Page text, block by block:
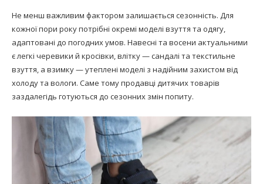
Не менш важливим фактором залишається сезонність. Для
кожної пори року потрібні окремі моделі взуття та одягу,
адаптовані до погодних умов. Навесні та восени актуальними
є легкі черевики й кросівки, влітку — сандалі та текстильне
взуття, а взимку — утеплені моделі з надійним захистом від
холоду та вологи. Саме тому продавці дитячих товарів
заздалегідь готуються до сезонних змін попиту.